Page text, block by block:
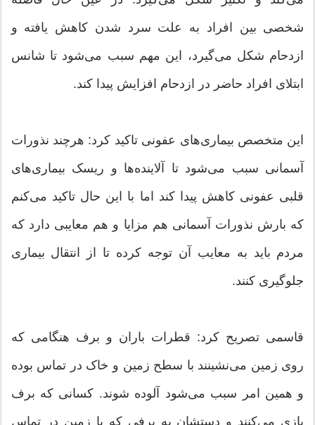
شخصی بین افراد به علت سرد شدن کاهش یافته و
ازدحام شکل می‌گیرد، این مهم سبب می‌شود تا شانس
ابتلای افراد حاضر در ازدحام افزایش پیدا کند.
این متخصص بیماری‌های عفونی تاکید کرد: هرچند نذورات
آسمانی سبب می‌شود تا آلاینده‌ها و ریسک بیماری‌های
قلبی عفونی کاهش پیدا کند اما با این حال تاکید می‌کنم
که بارش نذورات آسمانی هم مزایا و هم معایبی دارد که
مردم باید به معایب آن توجه کرده تا از انتقال بیماری
جلوگیری کنند.
قاسمی تصریح کرد: قطرات باران و برف هنگامی که
روی زمین می‌نشینند با سطح زمین و خاک در تماس بوده
و همین امر سبب می‌شود آلوده شوند. کسانی که برف
بازی می‌کنند و دستشان به برفی که با زمین در تماس